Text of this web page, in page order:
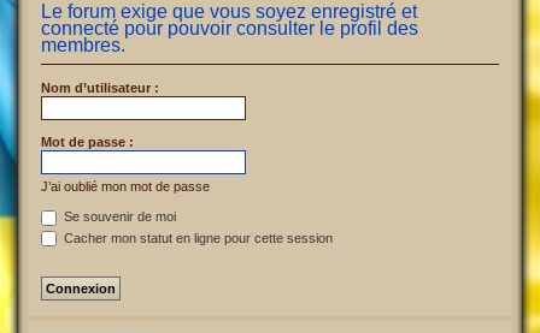
Le forum exige que vous soyez enregistré et
connecté pour pouvoir consulter le profil des
membres.
Nom d’utilisateur :
Mot de passe :
J’ai oublié mon mot de passe
Se souvenir de moi
Cacher mon statut en ligne pour cette session